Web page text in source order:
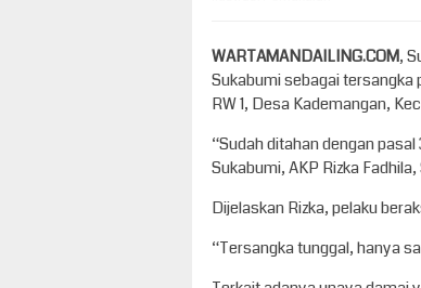
WARTAMANDAILING.COM,
Sukabumi sebagai tersangka
RW 1, Desa Kademangan,
“Sudah ditahan dengan
Sukabumi, AKP Rizka
Dijelaskan Rizka, pelaku
“Tersangka tunggal, hanya